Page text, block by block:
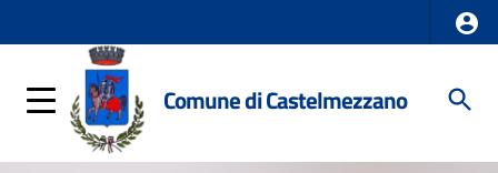
Comune di Castelmezzano